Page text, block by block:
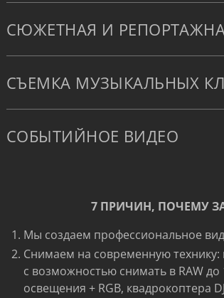
СЮЖЕТНАЯ И
СЪЕМКА МУЗЫКАЛЬНЫХ
СОБЫТИЙНОЕ ВИДЕО
7 ПРИЧИН, ПОЧЕМУ
Мы создаем профессиональное
Снимаем на современную
с возможностью снимать в RAW
освещения + RGB, квадрокоптера